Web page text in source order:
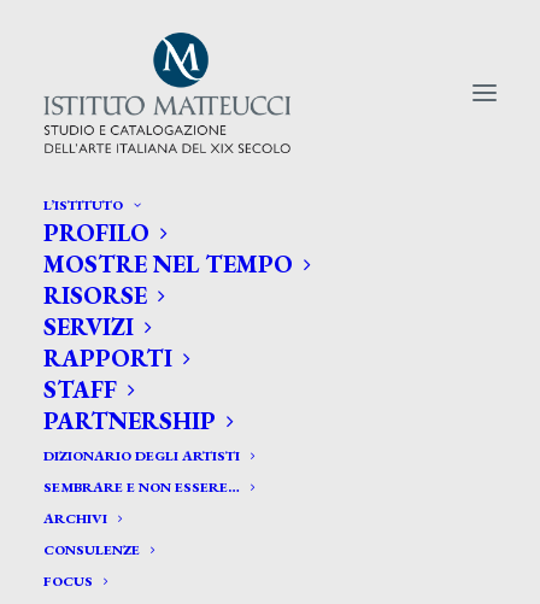
L’ISTITUTO
PROFILO
MOSTRE NEL TEMPO
RISORSE
SERVIZI
RAPPORTI
STAFF
PARTNERSHIP
DIZIONARIO DEGLI ARTISTI
SEMBRARE E NON ESSERE…
ARCHIVI
CONSULENZE
FOCUS
CERCA TRA GLI ARTISTI:
Search
for:
Verzetti Pietro